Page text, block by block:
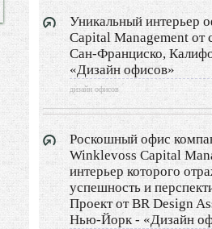
Декор
Двор и сад
Архитектура
Дизайн интерьера
Ландшафтный дизайн
LIMITED EDITION
Уникальный интерьер
Capital Management от
Сан-Франциско,
«Дизайн офисов»
дизайн офисов
Роскошный офис
Winklevoss Capital
интерьер которого
успешность и
Проект от BR Design
Нью-Йорк - «Дизайн